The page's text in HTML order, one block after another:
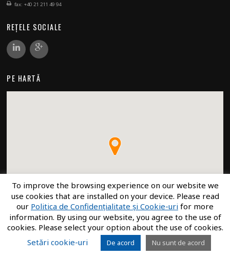
fax: +40 21 211 49 94
REȚELE SOCIALE
PE HARTĂ
ECRO 2026
. FolosindWordpressși o temă deThemify.
To improve the browsing experience on our website we
use cookies that are installed on your device. Please read
our Politica de Confidențialitate și Cookie-uri for more
information. By using our website, you agree to the use of
cookies. Please select your option about the use of cookies.
Setări cookie-uri
De acord Nu sunt de acord